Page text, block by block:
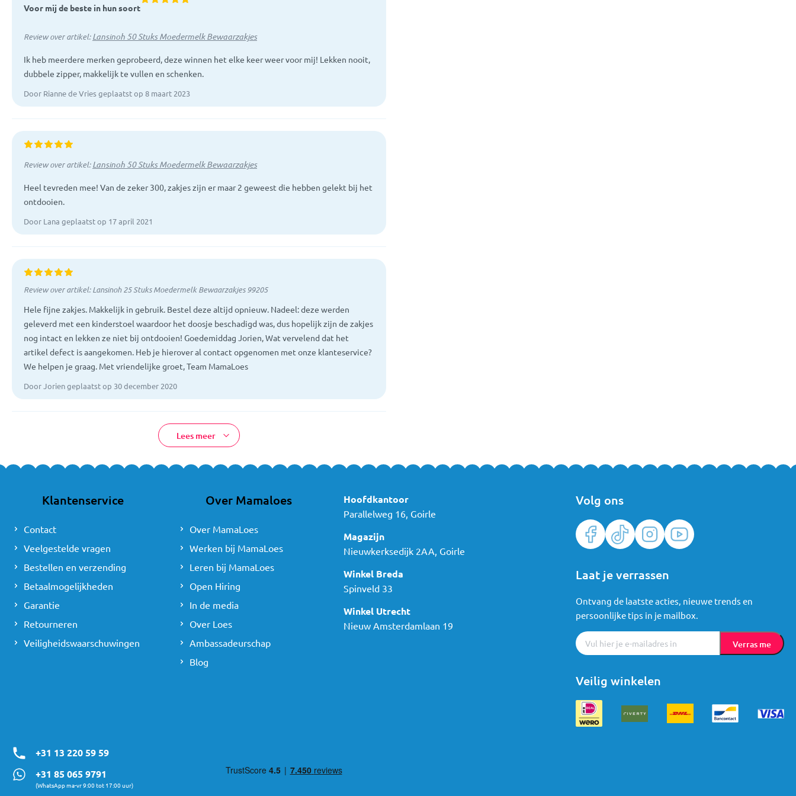
Voor mij de beste in hun soort
Review over artikel:Lansinoh 50 Stuks Moedermelk Bewaarzakjes
Ik heb meerdere merken geprobeerd, deze winnen het elke keer weer voor mij! Lekken nooit,
dubbele zipper, makkelijk te vullen en schenken.
Door Rianne de Vries geplaatst op 8 maart 2023
Review over artikel:Lansinoh 50 Stuks Moedermelk Bewaarzakjes
Heel tevreden mee! Van de zeker 300, zakjes zijn er maar 2 geweest die hebben gelekt bij het
ontdooien.
Door Lana geplaatst op 17 april 2021
Review over artikel:Lansinoh 25 Stuks Moedermelk Bewaarzakjes 99205
Hele fijne zakjes. Makkelijk in gebruik. Bestel deze altijd opnieuw. Nadeel: deze werden
geleverd met een kinderstoel waardoor het doosje beschadigd was, dus hopelijk zijn de zakjes
nog intact en lekken ze niet bij ontdooien! Goedemiddag Jorien, Wat vervelend dat het
artikel defect is aangekomen. Heb je hierover al contact opgenomen met onze klanteservice?
We helpen je graag. Met vriendelijke groet, Team MamaLoes
Door Jorien geplaatst op 30 december 2020
Lees meer
Klantenservice
Contact
Veelgestelde vragen
Bestellen en verzending
Betaalmogelijkheden
Garantie
Retourneren
Veiligheidswaarschuwingen
Over Mamaloes
Over MamaLoes
Werken bij MamaLoes
Leren bij MamaLoes
Open Hiring
In de media
Over Loes
Ambassadeurschap
Blog
Hoofdkantoor
Parallelweg 16, Goirle
Magazijn
Nieuwkerksedijk 2AA, Goirle
Winkel Breda
Spinveld 33
Winkel Utrecht
Nieuw Amsterdamlaan 19
Volg ons
Veilig winkelen
Laat je verrassen
Ontvang de laatste acties, nieuwe trends en
persoonlijke tips in je mailbox.
Verras me
+31 13 220 59 59
+31 85 065 9791
(WhatsApp ma-vr 9:00 tot 17:00 uur)